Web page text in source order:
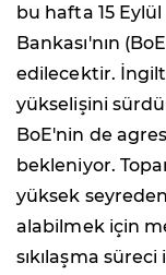
bu hafta 15
Bankası'nın
edilecektir.
yükselişini
BoE'nin de
bekleniyor.
yüksek
alabilmek için
sıkılaşma